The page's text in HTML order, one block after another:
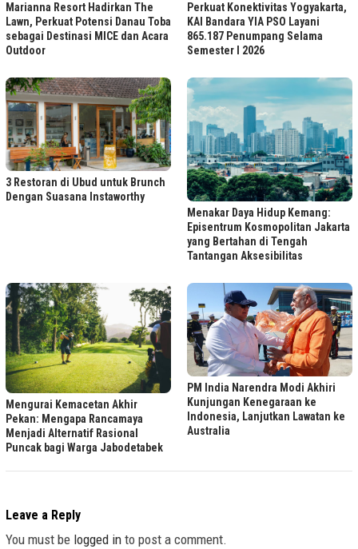
Marianna Resort Hadirkan The
Lawn, Perkuat Potensi Danau Toba
sebagai Destinasi MICE dan Acara
Outdoor
Perkuat Konektivitas Yogyakarta,
KAI Bandara YIA PSO Layani
865.187 Penumpang Selama
Semester I 2026
3 Restoran di Ubud untuk Brunch
Dengan Suasana Instaworthy
Menakar Daya Hidup Kemang:
Episentrum Kosmopolitan Jakarta
yang Bertahan di Tengah
Tantangan Aksesibilitas
Mengurai Kemacetan Akhir
Pekan: Mengapa Rancamaya
Menjadi Alternatif Rasional
Puncak bagi Warga Jabodetabek
PM India Narendra Modi Akhiri
Kunjungan Kenegaraan ke
Indonesia, Lanjutkan Lawatan ke
Australia
Leave a Reply
You must be logged in to post a comment.